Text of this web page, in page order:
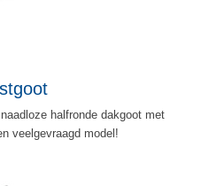
halfronde dakgoot met
veelgevraagd model!